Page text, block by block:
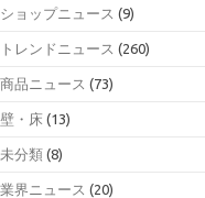
ショップニュース (9)
トレンドニュース (260)
商品ニュース (73)
壁・床 (13)
未分類 (8)
業界ニュース (20)